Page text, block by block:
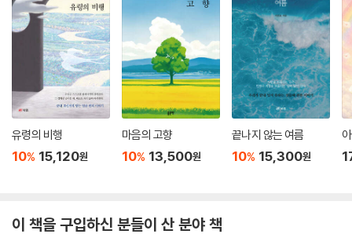
디 한군데가 단단히 틀어진” 인물들이 “여긴 다 이상한 사람들밖에 없어
요” 하면서 도리어 안심하고 결집하는 과정을 다룬다. 목소리를 낮추며 가
만가만 말을 건네는 속삭임이라는 형식이 낯선 이들 간에 내밀한 공명을
이뤄내는 장면은 그 자체로 현 사회에 대한 낙관적 비유라고 할 수 있다.
이 책의 ‘발문’을 쓴 박혜진 문학평론가는 《너의 나쁜 무리》 속 인물들이
“외로움과 단절, 서로를 이해하지 못하는 도시의 삶을 극복하려는 사람
들”이라 말한다. 우리가 일견 “소박해 보이기도 하고 하찮아 보일 수도 있
는 그들의 시도를 지지하는 건 그들의 고통에 공감하기 때문”임을 짚어낸
물들은 끝끝내 무리 짓기를 포기하지 않는다. 때로는 상처받고 외로이 남
겨질지라도, 서로가 서로에게 닿고자 하는 안간힘을 멈추지 않으며 생의
유령의 비행
10% 15,120원
마음의 고향
10% 13,500원
끝나지 않는 여름
10% 15,300원
이 책을 구입하신 분들이 산 분야 책